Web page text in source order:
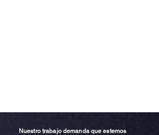
Nuestro trabajo demanda que estemos